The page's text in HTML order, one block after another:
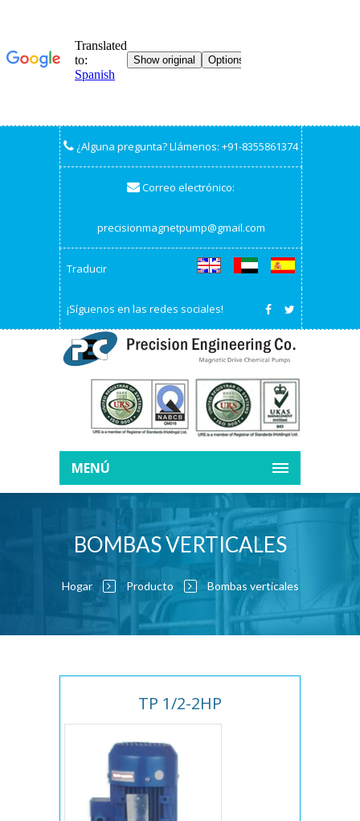
¿Alguna pregunta? Llámenos: +91-8355861374
Correo electrónico:
precisionmagnetpump@gmail.com
Traducir
¡Síguenos en las redes sociales!
MENÚ
BOMBAS VERTICALES
Hogar Producto Bombas verticales
TP 1/2-2HP